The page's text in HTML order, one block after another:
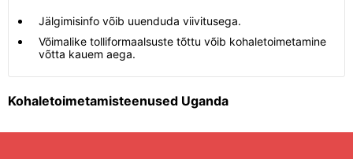
Jälgimisinfo võib uuenduda viivitusega.
Võimalike tolliformaalsuste tõttu võib kohaletoimetamine
võtta kauem aega.
Kohaletoimetamisteenused Uganda